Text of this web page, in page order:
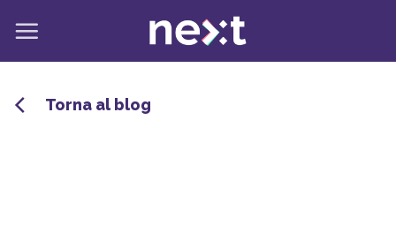
contenuti
Torna al blog